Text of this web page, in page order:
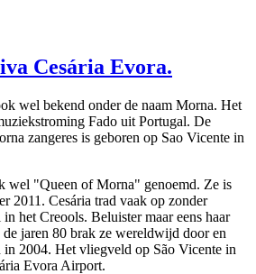
Cesária Evora.
wel bekend onder de naam Morna. Het
Fado uit Portugal. De
zangeres is geboren op Sao Vicente in
wel "Queen of Morna" genoemd. Ze is
2011. Cesária trad vaak op zonder
het Creools. Beluister maar eens haar
de jaren 80 brak ze wereldwijd door en
2004. Het vliegveld op São Vicente in
Evora Airport.